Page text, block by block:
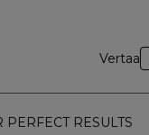
Vertaa
RESULTS